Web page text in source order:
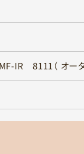
IR 8111（ オー